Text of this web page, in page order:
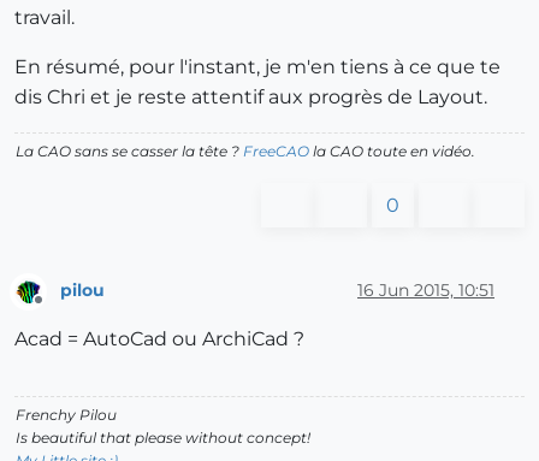
travail.
En résumé, pour l'instant, je m'en tiens à ce que te
dis Chri et je reste attentif aux progrès de Layout.
La CAO sans se casser la tête ? FreeCAO la CAO toute en vidéo.
0
pilou 16 Jun 2015, 10:51
Acad = AutoCad ou ArchiCad ?
Frenchy Pilou
Is beautiful that please without concept!